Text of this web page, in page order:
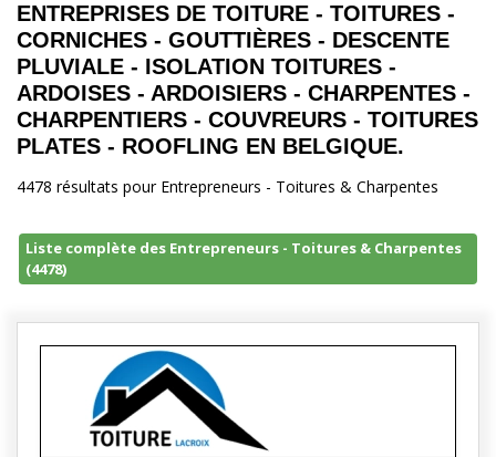
ENTREPRISES DE TOITURE - TOITURES -
CORNICHES - GOUTTIÈRES - DESCENTE
PLUVIALE - ISOLATION TOITURES -
ARDOISES - ARDOISIERS - CHARPENTES -
CHARPENTIERS - COUVREURS - TOITURES
PLATES - ROOFLING EN BELGIQUE.
4478 résultats pour Entrepreneurs - Toitures & Charpentes
Liste complète des Entrepreneurs - Toitures & Charpentes
(4478)